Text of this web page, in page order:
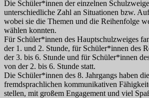
Die Schüler*innen der einzelnen
unterschiedliche Zahl an Situationen bzw.
wobei sie die Themen und die Reihenfolge
wählen konnten.
Für Schüler*innen des Hauptschulzweiges
der 1. und 2. Stunde, für Schüler*innen des
der 3. bis 6. Stunde und für Schüler*innen
von der 2. bis 6. Stunde statt.
Die Schüler*innen des 8. Jahrgangs haben
fremdsprachlichen kommunikativen
stellen, mit großem Engagement und viel